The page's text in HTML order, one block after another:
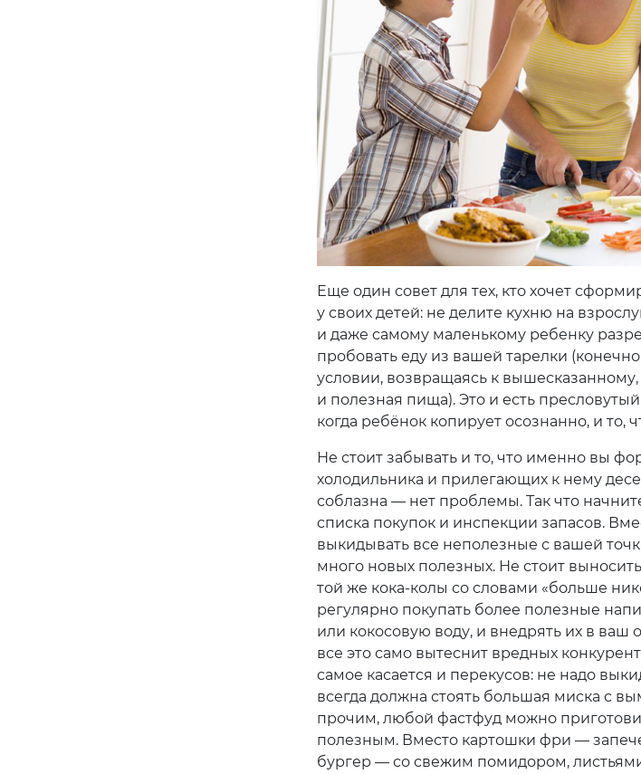
Еще один совет для тех, кто хочет
у своих детей: не делите кухню на
и даже самому маленькому ребенку
пробовать еду из вашей тарелки
условии, возвращаясь к вышесказанному,
и полезная пища). Это и есть
когда ребёнок копирует осознанно, и то,
Не стоит забывать и то, что именно вы
холодильника и прилегающих к нему
соблазна — нет проблемы. Так что
списка покупок и инспекции запасов.
выкидывать все неполезные с вашей
много новых полезных. Не стоит
той же кока-колы со словами «больше
регулярно покупать более полезные
или кокосовую воду, и внедрять их в
все это само вытеснит вредных
самое касается и перекусов: не надо
всегда должна стоять большая миска с
прочим, любой фастфуд можно
полезным. Вместо картошки фри —
бургер — со свежим помидором,